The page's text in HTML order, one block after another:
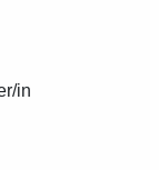
in